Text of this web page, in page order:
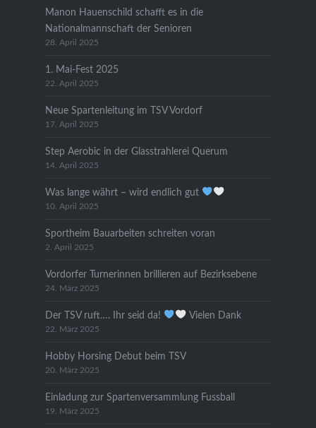
Manon Hauenschild schafft es in die
Nationalmannschaft der Senioren
28. April 2025
1. Mai-Fest 2025
22. April 2025
Neue Spartenleitung im TSV Vordorf
17. April 2025
Step Aerobic in der Glasstrahlerei Querum
14. April 2025
Was lange währt – wird endlich gut
10. April 2025
Sportheim Bauarbeiten schreiten voran
2. April 2025
Vordorfer Turnerinnen brillieren auf Bezirksebene
24. März 2025
Der TSV ruft…. Ihr seid da! Vielen Dank
22. März 2025
Hobby Horsing Debut beim TSV
20. März 2025
Einladung zur Spartenversammlung Fussball
19. März 2025